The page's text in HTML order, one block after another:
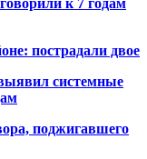
пострадали двое
системные
поджигавшего